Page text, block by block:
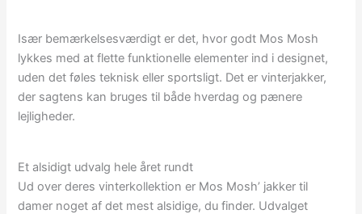
Især bemærkelsesværdigt er det, hvor godt Mos Mosh
lykkes med at flette funktionelle elementer ind i designet,
uden det føles teknisk eller sportsligt. Det er vinterjakker,
der sagtens kan bruges til både hverdag og pænere
lejligheder.
Et alsidigt udvalg hele året rundt
Ud over deres vinterkollektion er Mos Mosh’ jakker til
damer noget af det mest alsidige, du finder. Udvalget